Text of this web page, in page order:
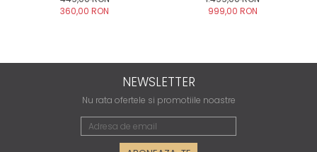
360,00 RON
999,00 RON
NEWSLETTER
Nu rata ofertele si promotiile noastre